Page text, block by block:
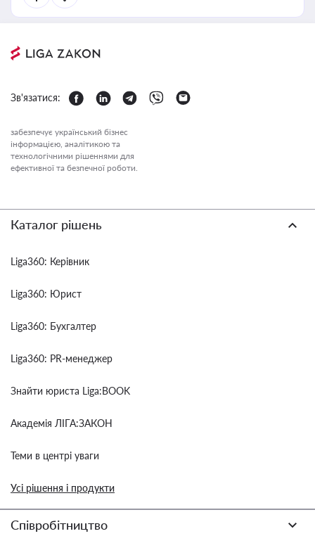
Зв'язатися:
забезпечує український бізнес
інформацією, аналітикою та
технологічними рішеннями для
ефективної та безпечної роботи.
Каталог рішень
Liga360: Керівник
Liga360: Юрист
Liga360: Бухгалтер
Liga360: PR-менеджер
Знайти юриста Liga:BOOK
Академія ЛІГА:ЗАКОН
Теми в центрі уваги
Усі рішення і продукти
Співробітництво